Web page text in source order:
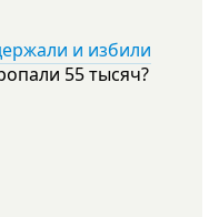
и избили
55тысяч?